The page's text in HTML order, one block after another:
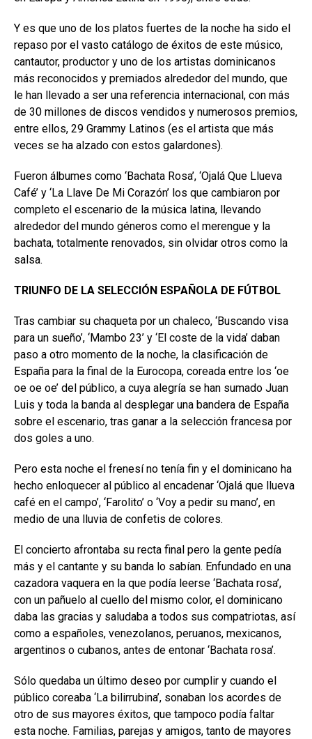
Y es que uno de los platos fuertes de la noche ha sido el
repaso por el vasto catálogo de éxitos de este músico,
cantautor, productor y uno de los artistas dominicanos
más reconocidos y premiados alrededor del mundo, que
le han llevado a ser una referencia internacional, con más
de 30 millones de discos vendidos y numerosos premios,
entre ellos, 29 Grammy Latinos (es el artista que más
veces se ha alzado con estos galardones).
Fueron álbumes como ‘Bachata Rosa’, ‘Ojalá Que Llueva
Café’ y ‘La Llave De Mi Corazón’ los que cambiaron por
completo el escenario de la música latina, llevando
alrededor del mundo géneros como el merengue y la
bachata, totalmente renovados, sin olvidar otros como la
salsa.
TRIUNFO DE LA SELECCIÓN ESPAÑOLA DE FÚTBOL
Tras cambiar su chaqueta por un chaleco, ‘Buscando visa
para un sueño’, ‘Mambo 23’ y ‘El coste de la vida’ daban
paso a otro momento de la noche, la clasificación de
España para la final de la Eurocopa, coreada entre los ‘oe
oe oe oe’ del público, a cuya alegría se han sumado Juan
Luis y toda la banda al desplegar una bandera de España
sobre el escenario, tras ganar a la selección francesa por
dos goles a uno.
Pero esta noche el frenesí no tenía fin y el dominicano ha
hecho enloquecer al público al encadenar ‘Ojalá que llueva
café en el campo’, ‘Farolito’ o ‘Voy a pedir su mano’, en
medio de una lluvia de confetis de colores.
El concierto afrontaba su recta final pero la gente pedía
más y el cantante y su banda lo sabían. Enfundado en una
cazadora vaquera en la que podía leerse ‘Bachata rosa’,
con un pañuelo al cuello del mismo color, el dominicano
daba las gracias y saludaba a todos sus compatriotas, así
como a españoles, venezolanos, peruanos, mexicanos,
argentinos o cubanos, antes de entonar ‘Bachata rosa’.
Sólo quedaba un último deseo por cumplir y cuando el
público coreaba ‘La bilirrubina’, sonaban los acordes de
otro de sus mayores éxitos, que tampoco podía faltar
esta noche. Familias, parejas y amigos, tanto de mayores